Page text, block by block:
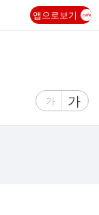
앱으로보기
글
가
글
자
가